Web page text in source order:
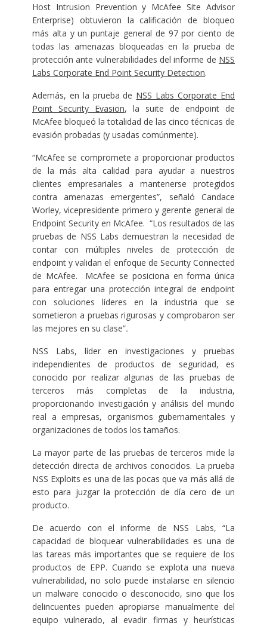
Host Intrusion Prevention y McAfee Site Advisor
Enterprise) obtuvieron la calificación de bloqueo
más alta y un puntaje general de 97 por ciento de
todas las amenazas bloqueadas en la prueba de
protección ante vulnerabilidades del informe de NSS
Labs Corporate End Point Security Detection.
Además, en la prueba de NSS Labs Corporate End
Point Security Evasion, la suite de endpoint de
McAfee bloqueó la totalidad de las cinco técnicas de
evasión probadas (y usadas comúnmente).
“McAfee se compromete a proporcionar productos
de la más alta calidad para ayudar a nuestros
clientes empresariales a mantenerse protegidos
contra amenazas emergentes”, señaló Candace
Worley, vicepresidente primero y gerente general de
Endpoint Security en McAfee. “Los resultados de las
pruebas de NSS Labs demuestran la necesidad de
contar con múltiples niveles de protección de
endpoint y validan el enfoque de Security Connected
de McAfee. McAfee se posiciona en forma única
para entregar una protección integral de endpoint
con soluciones líderes en la industria que se
sometieron a pruebas rigurosas y comprobaron ser
las mejores en su clase”.
NSS Labs, líder en investigaciones y pruebas
independientes de productos de seguridad, es
conocido por realizar algunas de las pruebas de
terceros más completas de la industria,
proporcionando investigación y análisis del mundo
real a empresas, organismos gubernamentales y
organizaciones de todos los tamaños.
La mayor parte de las pruebas de terceros mide la
detección directa de archivos conocidos. La prueba
NSS Exploits es una de las pocas que va más allá de
esto para juzgar la protección de día cero de un
producto.
De acuerdo con el informe de NSS Labs, “La
capacidad de bloquear vulnerabilidades es una de
las tareas más importantes que se requiere de los
productos de EPP. Cuando se explota una nueva
vulnerabilidad, no solo puede instalarse en silencio
un malware conocido o desconocido, sino que los
delincuentes pueden apropiarse manualmente del
equipo vulnerado, al evadir firmas y heurísticas